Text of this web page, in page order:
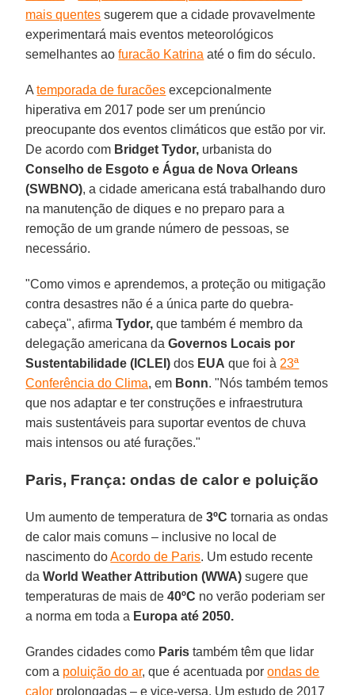
mais quentes sugerem que a cidade provavelmente
experimentará mais eventos meteorológicos
semelhantes aofuracão Katrina até o fim do século.
Atemporada de furacões excepcionalmente
hiperativa em 2017 pode ser um prenúncio
preocupante dos eventos climáticos que estão por vir.
De acordo com Bridget Tydor, urbanista do
Conselho de Esgoto e Água de Nova Orleans
(SWBNO), a cidade americana está trabalhando duro
na manutenção de diques e no preparo para a
remoção de um grande número de pessoas, se
necessário.
"Como vimos e aprendemos, a proteção ou mitigação
contra desastres não é a única parte do quebra-
cabeça", afirmaTydor, que também é membro da
delegação americana daGovernos Locais por
Sustentabilidade (ICLEI) dos EUA que foi à 23ª
Conferência do Clima, em Bonn. "Nós também temos
que nos adaptar e ter construções e infraestrutura
mais sustentáveis para suportar eventos de chuva
mais intensos ou até furações."
Paris, França: ondas de calor e poluição
Um aumento de temperatura de3ºC tornaria as ondas
de calor mais comuns – inclusive no local de
nascimento doAcordo de Paris. Um estudo recente
daWorld Weather Attribution (WWA) sugere que
temperaturas de mais de40ºC no verão poderiam ser
a norma em toda a Europa até 2050.
Grandes cidades como Paris também têm que lidar
com a poluição do ar, que é acentuada porondas de
calor prolongadas – e vice-versa. Um estudo de 2017